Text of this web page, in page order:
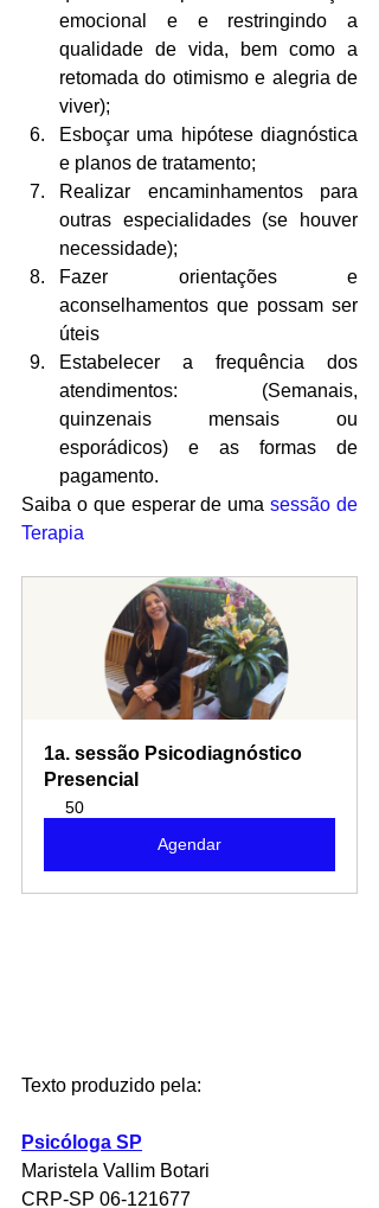
emocional e e restringindo a
qualidade de vida, bem como a
retomada do otimismo e alegria de
viver);
Esboçar uma hipótese diagnóstica
e planos de tratamento;
Realizar encaminhamentos para
outras especialidades (se houver
necessidade);
Fazer orientações e
aconselhamentos que possam ser
úteis
Estabelecer a frequência dos
atendimentos: (Semanais,
quinzenais mensais ou
esporádicos) e as formas de
pagamento.
Saiba o que esperar de uma sessão de
Terapia
1a. sessão Psicodiagnóstico
Presencial
50
Agendar
Texto produzido pela:
Psicóloga SP
Maristela Vallim Botari
CRP-SP 06-121677